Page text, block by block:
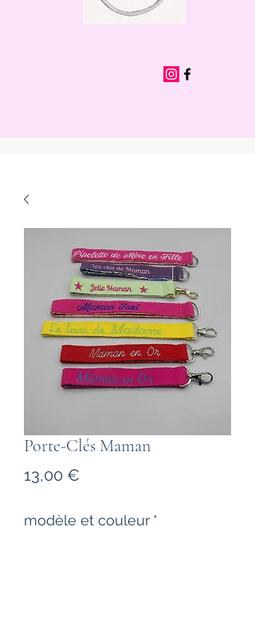
Porte-Clés Maman
13,00 €
modèle et couleur *